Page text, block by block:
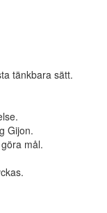
tänkbara sätt.
Gijon.
mål.